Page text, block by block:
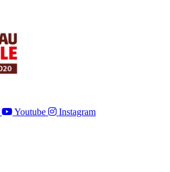
Youtube Instagram